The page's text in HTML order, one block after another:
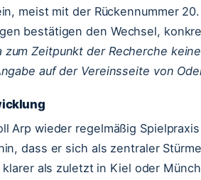
meist mit der Rückennummer
bestätigen den Wechsel,
zum Zeitpunkt der Recherche
auf der Vereinsseite von
Arp wieder regelmäßig
dass er sich als zentraler
als zuletzt in Kiel oder